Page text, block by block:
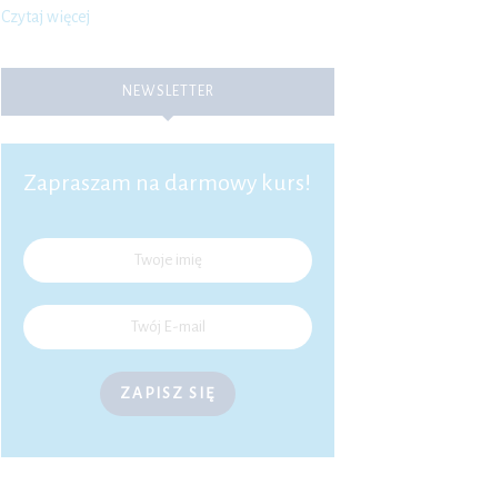
Czytaj więcej
NEWSLETTER
Zapraszam na darmowy kurs!
ZAPISZ SIĘ